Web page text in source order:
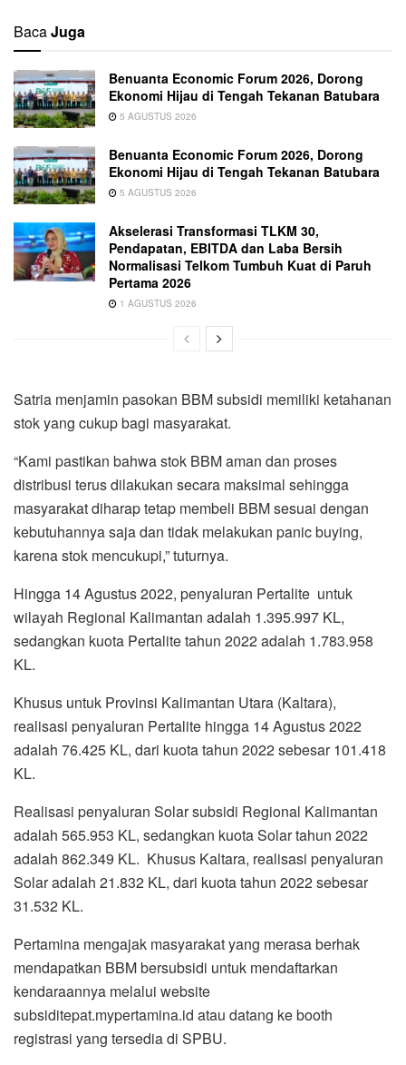
BacaJuga
Benuanta Economic Forum 2026, Dorong
Ekonomi Hijau di Tengah Tekanan Batubara
5 AGUSTUS 2026
Benuanta Economic Forum 2026, Dorong
Ekonomi Hijau di Tengah Tekanan Batubara
5 AGUSTUS 2026
Akselerasi Transformasi TLKM 30,
Pendapatan, EBITDA dan Laba Bersih
Normalisasi Telkom Tumbuh Kuat di Paruh
Pertama 2026
1 AGUSTUS 2026
Satria menjamin pasokan BBM subsidi memiliki ketahanan
stok yang cukup bagi masyarakat.
“Kami pastikan bahwa stok BBM aman dan proses
distribusi terus dilakukan secara maksimal sehingga
masyarakat diharap tetap membeli BBM sesuai dengan
kebutuhannya saja dan tidak melakukan panic buying,
karena stok mencukupi,” tuturnya.
Hingga 14 Agustus 2022, penyaluran Pertalite untuk
wilayah Regional Kalimantan adalah 1.395.997 KL,
sedangkan kuota Pertalite tahun 2022 adalah 1.783.958
KL.
Khusus untuk Provinsi Kalimantan Utara (Kaltara),
realisasi penyaluran Pertalite hingga 14 Agustus 2022
adalah 76.425 KL, dari kuota tahun 2022 sebesar 101.418
KL.
Realisasi penyaluran Solar subsidi Regional Kalimantan
adalah 565.953 KL, sedangkan kuota Solar tahun 2022
adalah 862.349 KL. Khusus Kaltara, realisasi penyaluran
Solar adalah 21.832 KL, dari kuota tahun 2022 sebesar
31.532 KL.
Pertamina mengajak masyarakat yang merasa berhak
mendapatkan BBM bersubsidi untuk mendaftarkan
kendaraannya melalui website
subsiditepat.mypertamina.id atau datang ke booth
registrasi yang tersedia di SPBU.